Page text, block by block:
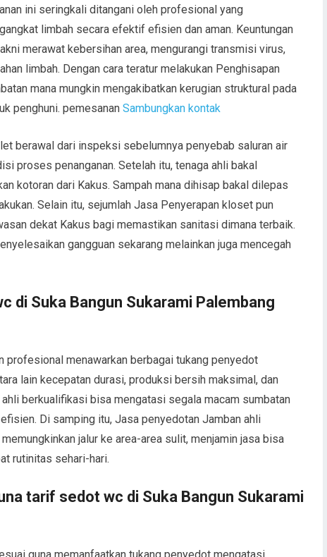
ini seringkali ditangani oleh profesional yang
limbah secara efektif efisien dan aman. Keuntungan
merawat kebersihan area, mengurangi transmisi virus,
limbah. Dengan cara teratur melakukan Penghisapan
mana mungkin mengakibatkan kerugian struktural pada
penghuni. pemesanan Sambungkan kontak
berawal dari inspeksi sebelumnya penyebab saluran air
proses penanganan. Setelah itu, tenaga ahli bakal
kotoran dari Kakus. Sampah mana dihisap bakal dilepas
Selain itu, sejumlah Jasa Penyerapan kloset pun
dekat Kakus bagi memastikan sanitasi dimana terbaik.
gangguan sekarang melainkan juga mencegah
di Suka Bangun Sukarami Palembang
profesional menawarkan berbagai tukang penyedot
lain kecepatan durasi, produksi bersih maksimal, dan
berkualifikasi bisa mengatasi segala macam sumbatan
Di samping itu, Jasa penyedotan Jamban ahli
jalur ke area-area sulit, menjamin jasa bisa
rutinitas sehari-hari.
tarif sedot wc di Suka Bangun Sukarami